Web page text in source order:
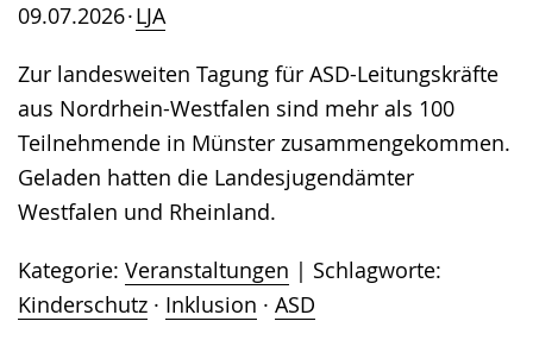
09.07.2026 LJA
Zur landesweiten Tagung für ASD-Leitungskräfte
aus Nordrhein-Westfalen sind mehr als 100
Teilnehmende in Münster zusammengekommen.
Geladen hatten die Landesjugendämter
Westfalen und Rheinland.
Kategorie: Veranstaltungen
Schlagworte:
Kinderschutz · Inklusion · ASD